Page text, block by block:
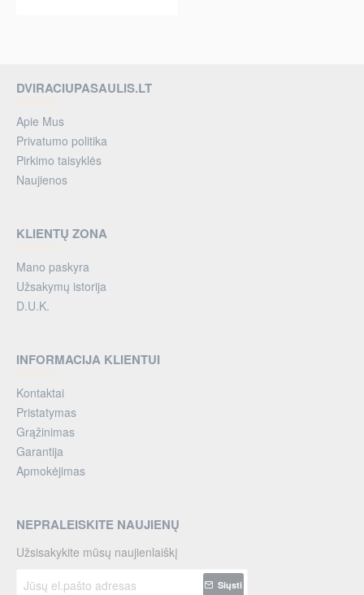
DVIRACIUPASAULIS.LT
Apie Mus
Privatumo politika
Pirkimo taisyklės
Naujienos
KLIENTŲ ZONA
Mano paskyra
Užsakymų istorija
D.U.K.
INFORMACIJA KLIENTUI
Kontaktai
Pristatymas
Grąžinimas
Garantija
Apmokėjimas
NEPRALEISKITE NAUJIENŲ
Užsisakykite mūsų naujienlaiškį
el.pašto
Siųsti